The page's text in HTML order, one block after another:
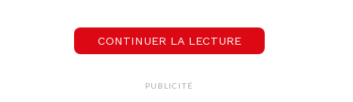
CONTINUER LA LECTURE
PUBLICITÉ